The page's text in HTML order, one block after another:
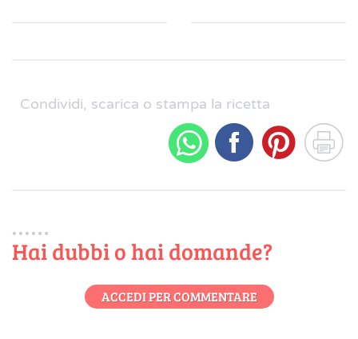
Condividi, scarica o stampa la ricetta
Hai dubbi o hai domande?
ACCEDI PER COMMENTARE